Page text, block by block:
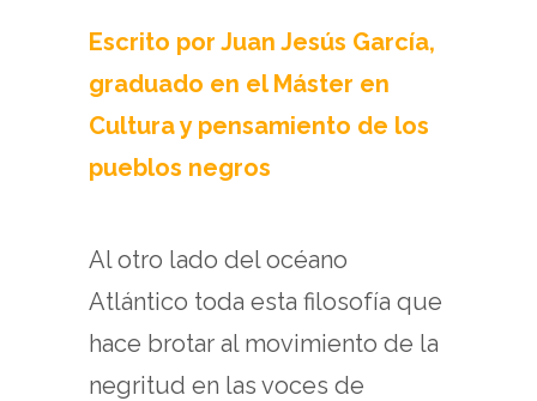
Escrito por Juan Jesús García,
graduado en el Máster en
Cultura y pensamiento de los
pueblos negros
Al otro lado del océano
Atlántico toda esta filosofía que
hace brotar al movimiento de la
negritud en las voces de